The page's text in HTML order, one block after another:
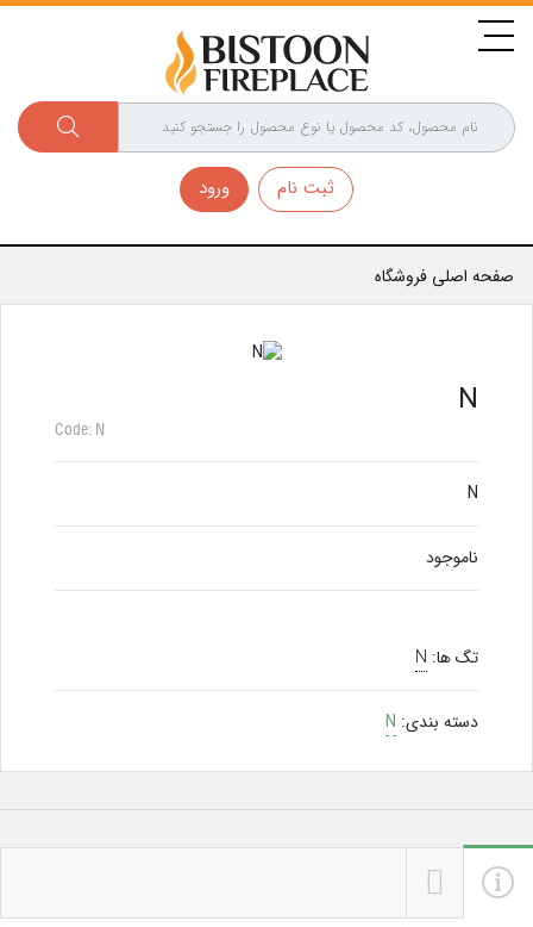
ورود ثبت نام
صفحه اصلی فروشگاه
N
Code: N
N
ناموجود
تگ ها: N
دسته بندی: N